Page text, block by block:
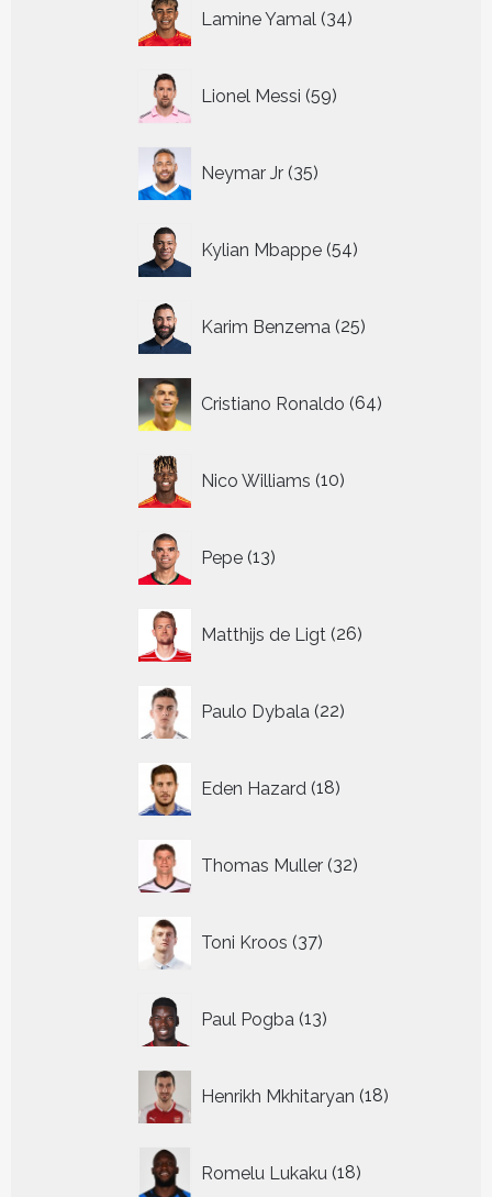
Lamine Yamal 34
producten
Lionel Messi 59
producten
Neymar Jr 35
producten
Kylian Mbappe 54
producten
Karim Benzema 25
producten
Cristiano Ronaldo 64
producten
Nico Williams 10
producten
Pepe 13
producten
Matthijs de Ligt 26
producten
Paulo Dybala 22
producten
Eden Hazard 18
producten
Thomas Muller 32
producten
Toni Kroos 37
producten
Paul Pogba 13
producten
Henrikh Mkhitaryan 18
producten
Romelu Lukaku 18
producten